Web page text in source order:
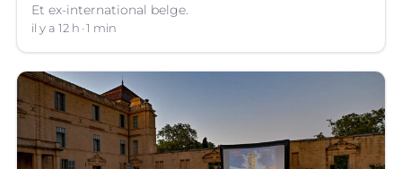
Et ex-international belge.
il y a 12 h 1 min